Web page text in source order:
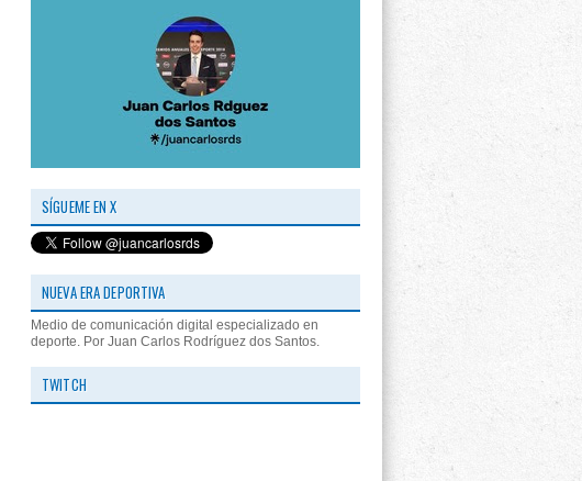
SÍGUEME EN X
NUEVA ERA DEPORTIVA
Medio de comunicación digital especializado en
deporte. Por Juan Carlos Rodríguez dos Santos.
TWITCH